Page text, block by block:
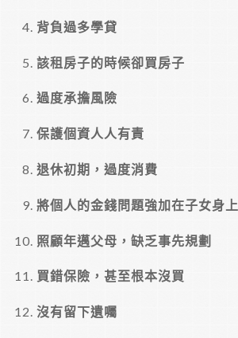
背負過多學貸
該租房子的時候卻買房子
過度承擔風險
保護個資人人有責
退休初期，過度消費
將個人的金錢問題強加在子女身上
照顧年邁父母，缺乏事先規劃
買錯保險，甚至根本沒買
沒有留下遺囑